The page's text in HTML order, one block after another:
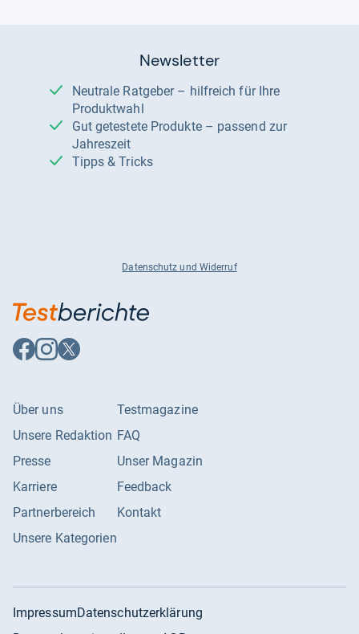
Newsletter
Neutrale Ratgeber – hilfreich für Ihre
Produktwahl
Gut getestete Produkte – passend zur
Jahreszeit
Tipps & Tricks
Datenschutz und Widerruf
Auf
Facebook
Auf
Instagram
Auf
X
Über uns
Unsere Redaktion
Presse
Karriere
Partnerbereich
Unsere Kategorien
Testmagazine
FAQ
Unser Magazin
Feedback
Kontakt
ImpressumDatenschutzerklärung